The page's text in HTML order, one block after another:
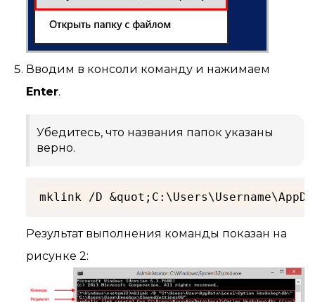
Вводим в консоли команду и нажимаем
Enter.
Убедитесь, что названия папок указаны
верно.
mklink /D
Результат выполнения команды показан на
рисунке 2: